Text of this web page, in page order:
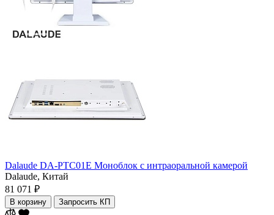
Dalaude DA-PTC01E Моноблок с интраоральной камерой
Dalaude, Китай
81 071 ₽
В корзину Запросить КП